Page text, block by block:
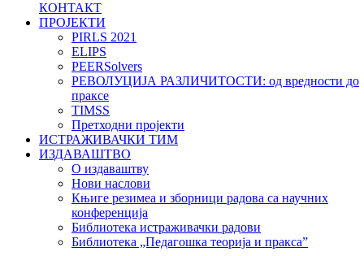
КОНТАКТ
ПРОЈЕКТИ
PIRLS 2021
ELIPS
PEERSolvers
РЕВОЛУЦИЈА РАЗЛИЧИТОСТИ: oд вредности до
праксе
TIMSS
Претходни пројекти
ИСТРАЖИВАЧКИ ТИМ
ИЗДАВАШТВО
О издаваштву
Нови наслови
Књиге резимеа и зборници радова са научних
конференција
Библиотека истраживачки радови
Библиотека „Педагошка теорија и пракса”